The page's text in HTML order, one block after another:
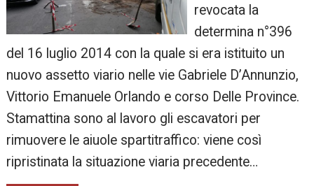
revocata la
determina n°396
del 16 luglio 2014 con la quale si era istituito un
nuovo assetto viario nelle vie Gabriele D’Annunzio,
Vittorio Emanuele Orlando e corso Delle Province.
Stamattina sono al lavoro gli escavatori per
rimuovere le aiuole spartitraffico: viene così
ripristinata la situazione viaria precedente…